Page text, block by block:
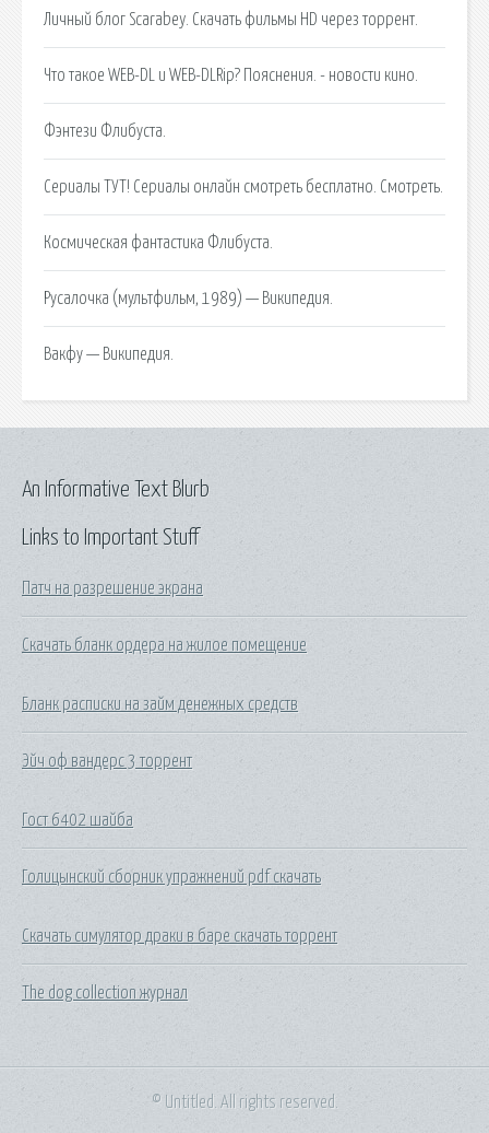
Личный блог Scarabey. Скачать фильмы HD через торрент.
Что такое WEB-DL и WEB-DLRip? Пояснения. - новости кино.
Фэнтези Флибуста.
Сериалы ТУТ! Сериалы онлайн смотреть бесплатно. Смотреть.
Космическая фантастика Флибуста.
Русалочка (мультфильм, 1989) — Википедия.
Вакфу — Википедия.
Links to Important Stuff
Патч на разрешение экрана
Скачать бланк ордера на жилое помещение
Бланк расписки на займ денежных средств
Эйч оф вандерс 3 торрент
Гост 6402 шайба
Голицынский сборник упражнений pdf скачать
Скачать симулятор драки в баре скачать торрент
The dog collection журнал
An Informative Text Blurb
© Untitled. All rights reserved.